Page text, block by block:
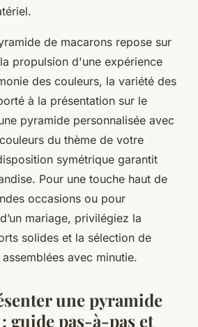
de macarons repose sur
propulsion d'une expérience
des couleurs, la variété des
à la présentation sur le
pyramide personnalisée avec
du thème de votre
symétrique garantit
Pour une touche haut de
occasions ou pour
mariage, privilégiez la
solides et la sélection de
avec minutie.
une pyramide
guide pas-à-pas et